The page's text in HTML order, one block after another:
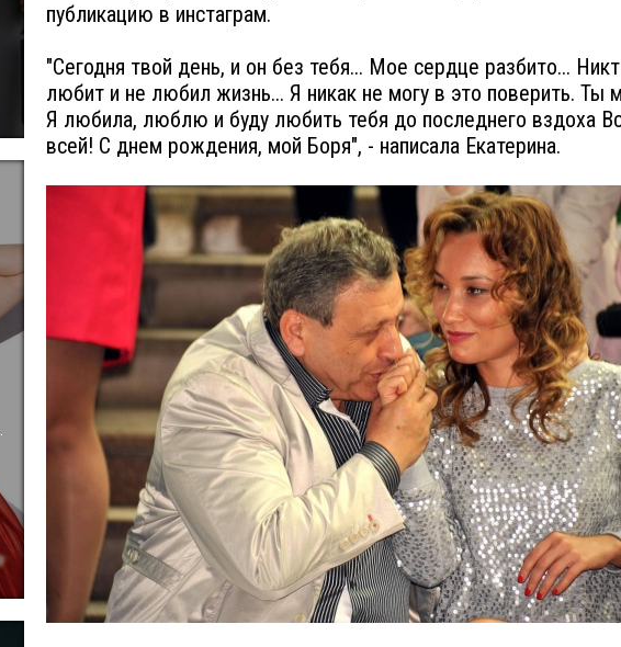
публикацию в инстаграм.
"Сегодня твой день, и он без тебя... Мое сердце разбито...
любит и не любил жизнь... Я никак не могу в это поверить. Ты
Я любила, люблю и буду любить тебя до последнего вздоха
всей! С днем рождения, мой Боря", - написала Екатерина.